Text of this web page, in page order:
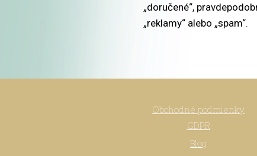
„doručené“,
„reklamy“ alebo „spam“.
Obchodné podmienky
GDPR
Blog